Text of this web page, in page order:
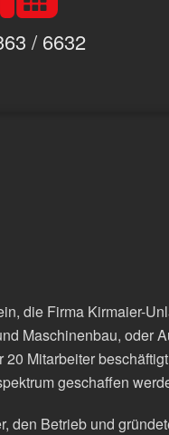
/ 6632
die Firma Kirmaier-
Maschinenbau, oder
Mitarbeiter
geschaffen
Betrieb und